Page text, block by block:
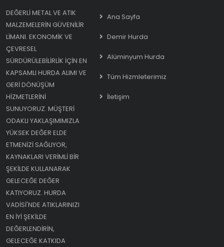
DEĞERLI METAL VE ATIK
MALZEMELERIN GÜVENILIR
LIMANI. EKONOMIK VE
ÇEVRESEL
SÜRDÜRÜLEBILIRLIK IÇIN EN
KAPSAMLI HURDA ALIMI VE
GERI DÖNÜŞÜM
HIZMETLERINI
SUNUYORUZ. MÜŞTERI
ODAKLI YAKLAŞIMIMIZLA
YÜKSEK DEĞER ELDE
ETMENIZI SAĞLIYOR,
KAYNAKLARI VERIMLI BIR
ŞEKILDE KULLANARAK
GELECEĞE DEĞER
KATIYORUZ. HURDA
VADISI'NDE ATIKLARINIZI
EN IYI ŞEKILDE
DEĞERLENDIRIN,
GELECEĞE KATKIDA
Ana Sayfa
Demir Hurda
Alüminyum Hurda
Tüm Hizmleterimiz
İletişim